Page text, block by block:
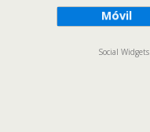
Móvil
Social Widgets